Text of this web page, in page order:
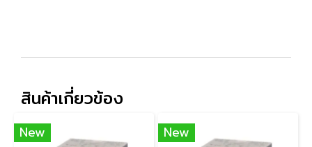
สินค้าเกี่ยวข้อง
New New